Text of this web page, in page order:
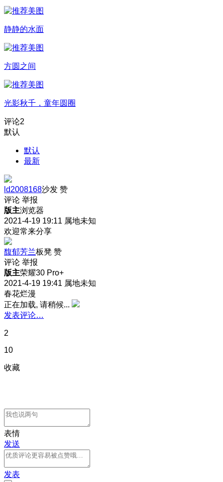
静静的水面
方圆之间
光影秋千，童年圆圈
评论2
默认
默认
最新
ld2008168沙发 赞
评论 举报
版主浏览器
2021-4-19 19:11 属地未知
欢迎常来分享
馥郁芳兰板凳 赞
评论 举报
版主荣耀30 Pro+
2021-4-19 19:41 属地未知
春花烂漫
正在加载, 请稍候...
发表评论…
2
10
收藏
表情
发送
发表